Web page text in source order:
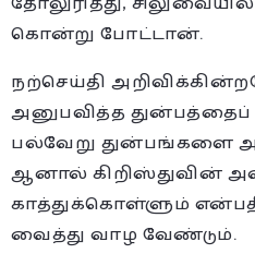
கொன்று போட்டான்.
நற்செய்தி
அனுபவித்த துன்பத்தைப்
பல்வேறு துன்பங்களை
ஆனால் கிறிஸ்துவின்
காத்துக்கொள்ளும்
வைத்து வாழ வேண்டும்.